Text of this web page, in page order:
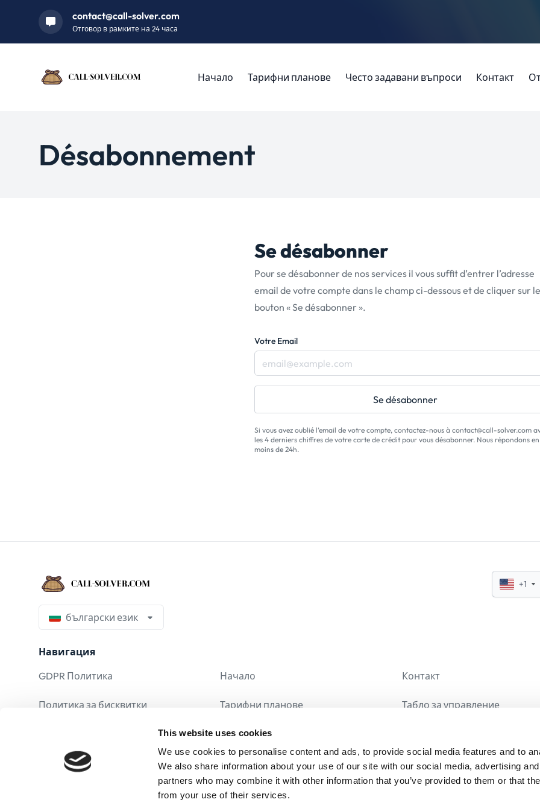
This website uses cookies
We use cookies to personalise content and ads, to provide social media features and to
We also share information about your use of our site with our social media, advertising
partners who may combine it with other information that you’ve provided to them or that
from your use of their services.
contact@call-solver.com
Отговор в рамките на 24 часа
Начало Тарифни планове Често задавани въпроси Контакт
Désabonnement
Se désabonner
Pour se désabonner de nos services il vous sufﬁt d’entrer l’adresse
email de votre compte dans le champ ci-dessous et de cliquer sur le
bouton « Se désabonner ».
Votre Email
Se désabonner
Si vous avez oublié l’email de votre compte, contactez-nous à contact@call-solver.com
les 4 derniers chiffres de votre carte de crédit pour vous désabonner. Nous répondons en
moins de 24h.
+1
български език
Навигация
Начало
Тарифни планове
Често задавани въпроси
Контакт
Табло за управление
Политика за бисквитки
Условия и правила
Политика за поверителност
GDPR Политика